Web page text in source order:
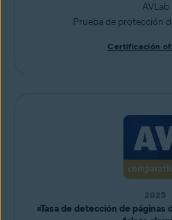
AVLab
Prueba de protección
Certificación
2025
«Tasa de detección de páginas